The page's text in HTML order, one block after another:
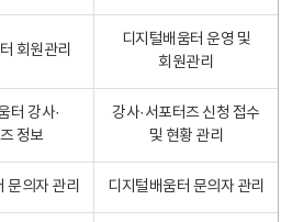
회원관리
디지털배움터 운영 및
회원관리
터 강사·
정보
강사·서포터즈 신청 접수
및 현황 관리
문의자 관리 디지털배움터 문의자 관리